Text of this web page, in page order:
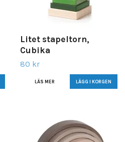
Litet stapeltorn,
Cubika
80 kr
LÄS MER